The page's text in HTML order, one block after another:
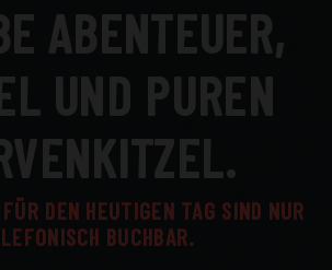
ABENTEUER,
UND PUREN
DEN HEUTIGEN TAG SIND NUR
BUCHBAR.